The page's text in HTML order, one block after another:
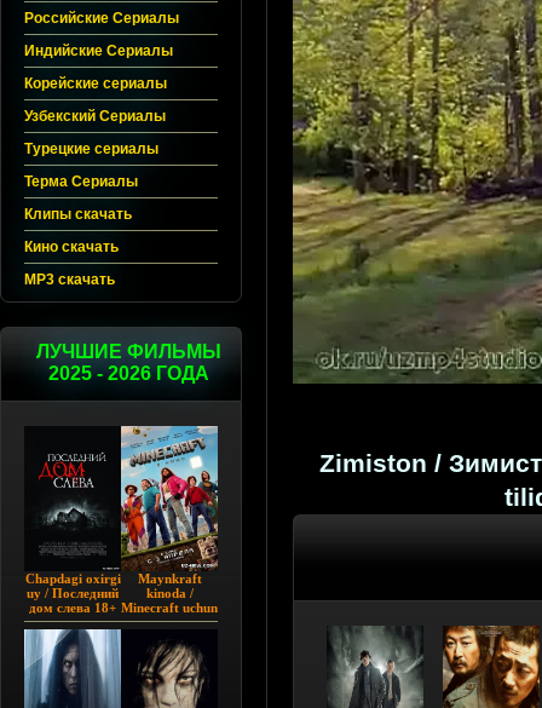
Российские Сериалы
Индийские Сериалы
Корейские сериалы
Узбекский Сериалы
Турецкие сериалы
Терма Сериалы
Клипы скачать
Кино скачать
MP3 скачать
ЛУЧШИЕ ФИЛЬМЫ
2025 - 2026 ГОДА
Chapdagi oxirgi
uy / Последний
дом слева 18+
(2009)
Maynkraft
kinoda /
Minecraft uchun
film / Maygiraft
2025 AQSH
filmi
Zimiston /